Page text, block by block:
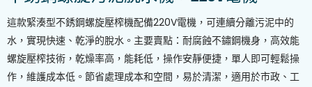
這款緊湊型不銹鋼螺旋壓榨機配備220V電機，可連續分離污泥中的
水，實現快速、乾淨的脫水。主要賣點：耐腐蝕不鏽鋼機身，高效能
螺旋壓榨技術，乾燥率高，能耗低，操作安靜便捷，單人即可輕鬆操
作，維護成本低。節省處理成本和空間，易於清潔，適用於市政、工